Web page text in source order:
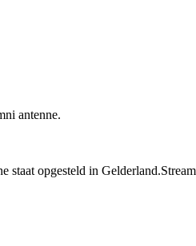
antenne.
staat opgesteld in